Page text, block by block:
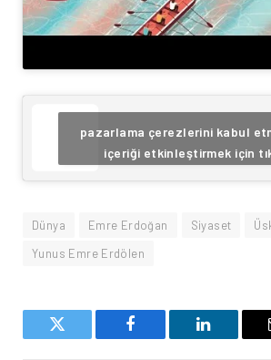
pazarlama çerezlerini kabul
içeriği etkinleştirmek için
Dünya Emre Erdoğan Siyaset
Yunus Emre Erdölen
Twitter Facebook LinkedIn